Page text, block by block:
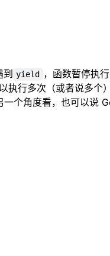
到 yield
，函数暂停执
执行多次（或者说多个）
一个角度看，也可以说